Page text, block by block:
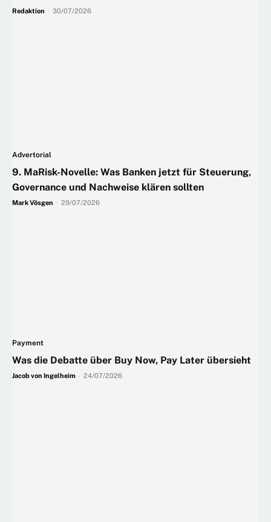
Redaktion 30/07/2026
Advertorial
9. MaRisk-Novelle: Was Banken jetzt für Steuerung,
Governance und Nachweise klären sollten
Mark Vösgen 29/07/2026
Payment
Was die Debatte über Buy Now, Pay Later übersieht
Jacob von Ingelheim 24/07/2026